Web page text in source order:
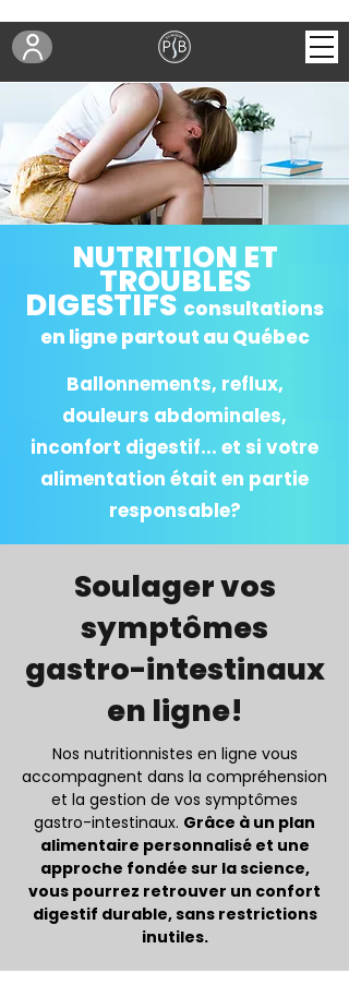
NUTRITION ET
TROUBLES
DIGESTIFS consultations
en ligne partout au Québec
Ballonnements, reflux,
douleurs abdominales,
inconfort digestif... et si votre
alimentation était en partie
responsable?
Soulager vos
symptômes
gastro-intestinaux
en ligne!
Nos nutritionnistes en ligne vous
accompagnent dans la compréhension
et la gestion de vos symptômes
gastro-intestinaux. Grâce à un plan
alimentaire personnalisé et une
approche fondée sur la science,
vous pourrez retrouver un confort
digestif durable, sans restrictions
inutiles.